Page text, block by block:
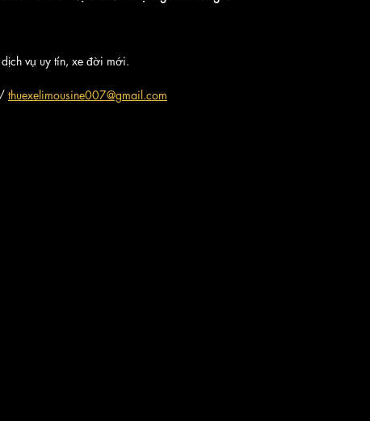
vụ uy tín, xe đời mới.
thuexelimousine007@gmail.com